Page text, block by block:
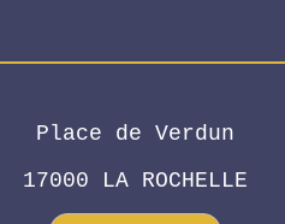
Place de Verdun
17000 LA ROCHELLE